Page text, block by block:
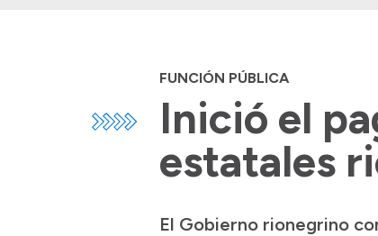
FUNCIÓN PÚBLICA
Inició el
estatales
El Gobierno rionegrino